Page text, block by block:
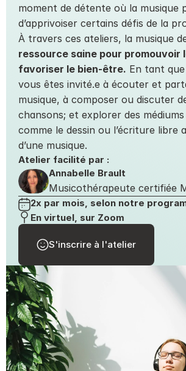
moment de détente où la musique
d’apprivoiser certains défis de la
ressource saine pour promouvoir
favoriser le bien-être. En tant
vous êtes invité.e à écouter et
musique, à composer ou discuter
chansons; et explorer des
comme le dessin ou l’écriture libre
d’une musique.
Atelier facilité par :
Annabelle Brault
Musicothérapeute certifiée
2x par mois, selon notre
En virtuel, sur Zoom
S'inscrire à l'atelier